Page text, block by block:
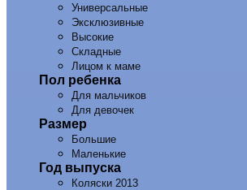
Универсальные
Эксклюзивные
Высокие
Складные
Лицом к маме
Пол ребенка
Для мальчиков
Для девочек
Размер
Большие
Маленькие
Год выпуска
Коляски 2013